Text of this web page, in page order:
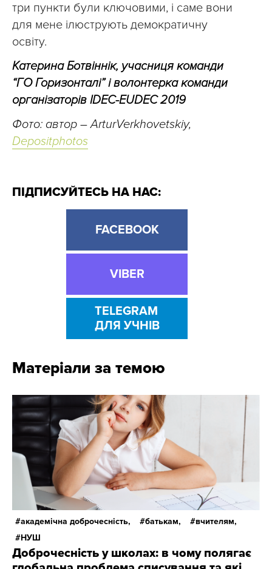
три пункти були ключовими, і саме вони
для мене ілюструють демократичну
освіту.
Катерина Ботвіннік, учасниця команди
“ГО Горизонталі” і волонтерка команди
організаторів IDEC-EUDEC 2019
Фото: автор – ArturVerkhovetskiy,
Depositphotos
ПІДПИСУЙТЕСЬ НА НАС:
FACEBOOK
VIBER
TELEGRAM
ДЛЯ УЧНІВ
Матеріали за темою
академічна доброчесність, батькам,
вчителям,
НУШ
Доброчесність у школах: в чому полягає